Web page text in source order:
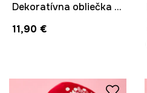
Dekoratívna obliečka na vankúš z Mačacej kolekcie
11,90 €